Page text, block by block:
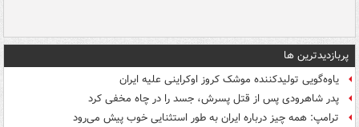
پربازدیدترین ها
یاوه‌گویی تولیدکننده موشک کروز اوکراینی علیه ایران
پدر شاهرودی پس از قتل پسرش، جسد را در چاه مخفی کرد
ترامپ: همه چیز درباره ایران به طور استثنایی خوب پیش می‌رود